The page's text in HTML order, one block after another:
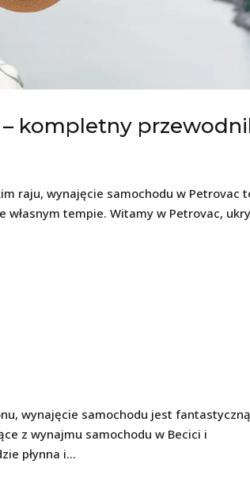
kompletny
raju, wynajęcie samochodu w Petrovac
własnym tempie. Witamy w Petrovac,
wynajęcie samochodu jest
z wynajmu samochodu w Becici i
płynna i...